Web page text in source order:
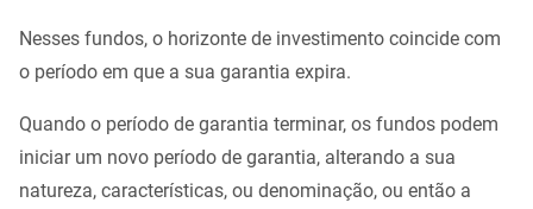
Nesses fundos, o horizonte de investimento coincide com
o período em que a sua garantia expira.
Quando o período de garantia terminar, os fundos podem
iniciar um novo período de garantia, alterando a sua
natureza, características, ou denominação, ou então a